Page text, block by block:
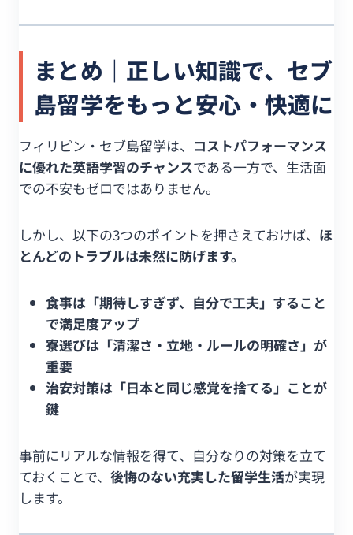
まとめ｜正しい知識で、セブ
島留学をもっと安心・快適に
フィリピン・セブ島留学は、 コストパフォーマンス
に優れた英語学習のチャンスである一方で、生活面
での不安もゼロではありません。
しかし、以下の3つのポイントを押さえておけば、 ほ
とんどのトラブルは未然に防げます。
食事は「期待しすぎず、自分で工夫」すること
で満足度アップ
寮選びは「清潔さ・立地・ルールの明確さ」が
重要
治安対策は「日本と同じ感覚を捨てる」ことが
鍵
事前にリアルな情報を得て、自分なりの対策を立て
ておくことで、 後悔のない充実した留学生活が実現
します。